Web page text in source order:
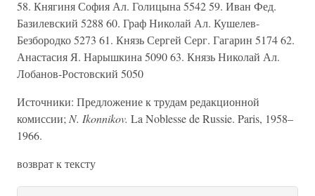
58. Княгиня София Ал. Голицына 5542 59. Иван Фед.
Базилевский 5288 60. Граф Николай Ал. Кушелев-
Безбородко 5273 61. Князь Сергей Серг. Гагарин 5174 62.
Анастасия Я. Нарышкина 5090 63. Князь Николай Ал.
Лобанов-Ростовский 5050
Источники: Предложение к трудам редакционной
комиссии; N. Ikonnikov. La Noblesse de Russie. Paris, 1958–
1966.
возврат к тексту